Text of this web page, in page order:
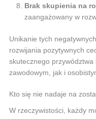
Brak skupienia na
zaangażowany w
Unikanie tych
rozwijania pozytywnych
skutecznego
zawodowym, jak i
Kto się nie nadaje na
W rzeczywistości, każdy